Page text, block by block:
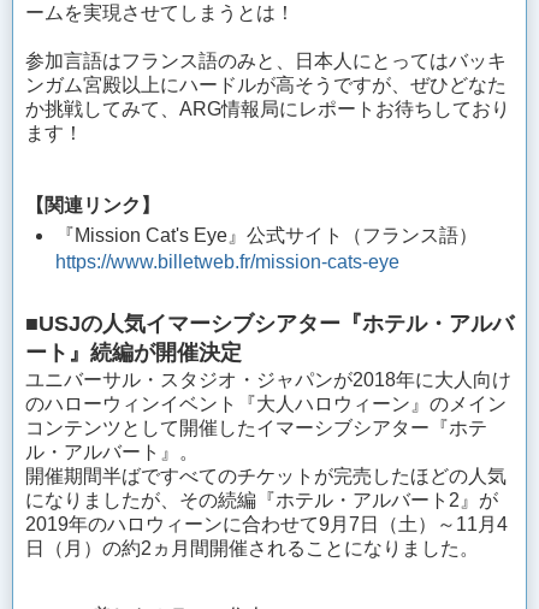
ームを実現させてしまうとは！
参加言語はフランス語のみと、日本人にとってはバッキ
ンガム宮殿以上にハードルが高そうですが、ぜひどなた
か挑戦してみて、ARG情報局にレポートお待ちしており
ます！
【関連リンク】
『Mission Cat's Eye』公式サイト（フランス語）
https://www.billetweb.fr/mission-cats-eye
■USJの人気イマーシブシアター『ホテル・アルバ
ート』続編が開催決定
ユニバーサル・スタジオ・ジャパンが2018年に大人向け
のハローウィンイベント『大人ハロウィーン』のメイン
コンテンツとして開催したイマーシブシアター『ホテ
ル・アルバート』。
開催期間半ばですべてのチケットが完売したほどの人気
になりましたが、その続編『ホテル・アルバート2』が
2019年のハロウィーンに合わせて9月7日（土）～11月4
日（月）の約2ヵ月間開催されることになりました。